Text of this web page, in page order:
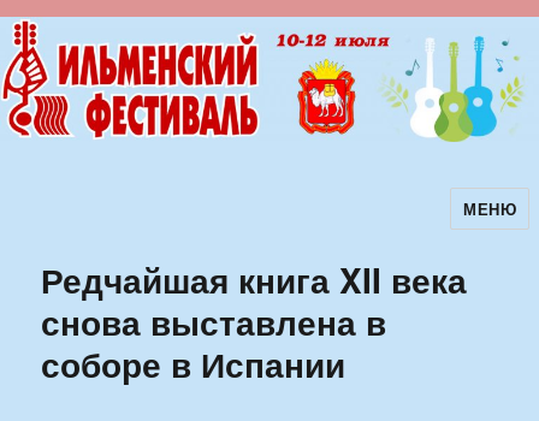
Ильменский фестиваль авторскойМЕНЮ
Редчайшая книга XII века
снова выставлена в
соборе в Испании